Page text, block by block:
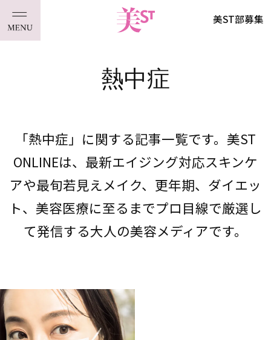
美ST部募集
熱中症
「熱中症」に関する記事一覧です。美ST
ONLINEは、最新エイジング対応スキンケ
アや最旬若見えメイク、更年期、ダイエッ
ト、美容医療に至るまでプロ目線で厳選し
て発信する大人の美容メディアです。